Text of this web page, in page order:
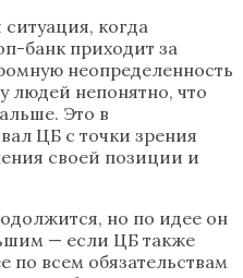
когда
банк приходит за
неопределенность
людей непонятно, что
Это в
ЦБ с точки зрения
своей позиции и
но по идее он
— если ЦБ также
по всем обязательствам